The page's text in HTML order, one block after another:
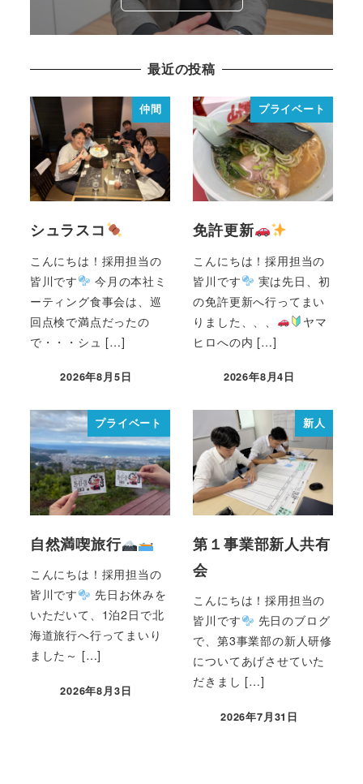
最近の投稿
仲間
シュラスコ
こんにちは！採用担当の
皆川です
今月の本社ミ
ーティング食事会は、巡
回点検で満点だったの
で・・・シュ […]
2026年8月5日
プライベート
免許更新
こんにちは！採用担当の
皆川です
実は先日、初
の免許更新へ行ってまい
りました、、、
ヤマ
ヒロへの内 […]
2026年8月4日
プライベート
自然満喫旅行
こんにちは！採用担当の
皆川です
先日お休みを
いただいて、1泊2日で北
海道旅行へ行ってまいり
ました～ […]
2026年8月3日
新人
第１事業部新人共有
会
こんにちは！採用担当の
皆川です
先日のブログ
で、第3事業部の新人研修
についてあげさせていた
だきまし […]
2026年7月31日